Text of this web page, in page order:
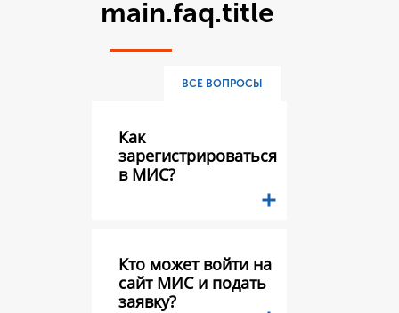
main.faq.title
ВСЕ ВОПРОСЫ
Как
зарегистрироваться
в МИС?
Кто может войти на
сайт МИС и подать
заявку?